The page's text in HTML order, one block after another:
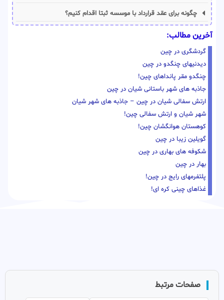
چگونه برای عقد قرارداد با موسسه ثبتا اقدام کنیم؟
آخرین مطالب:
گردشگری در چین
دیدنیهای چنگدو در چین
چنگدو مقر پانداهای چین!
جاذبه های شهر باستانی شیان در چین
ارتش سفالی شیان در چین – جاذبه های شهر شیان
شهر شیان و ارتش سفالی چین!
کوهستان هوانگشان چین!
گویلین زیبا در چین
شکوفه های بهاری در چین
بهار در چین
پلتفرمهای رایج در چین!
غذاهای چینی کره ای!
صفحات مرتبط